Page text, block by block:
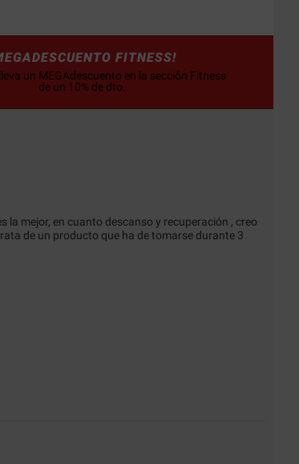
FITNESS!
un MEGAdescuento en la sección Fitness
de un 10% de dto.
la mejor, en cuanto descanso y recuperación , creo
de un producto que ha de tomarse durante 3